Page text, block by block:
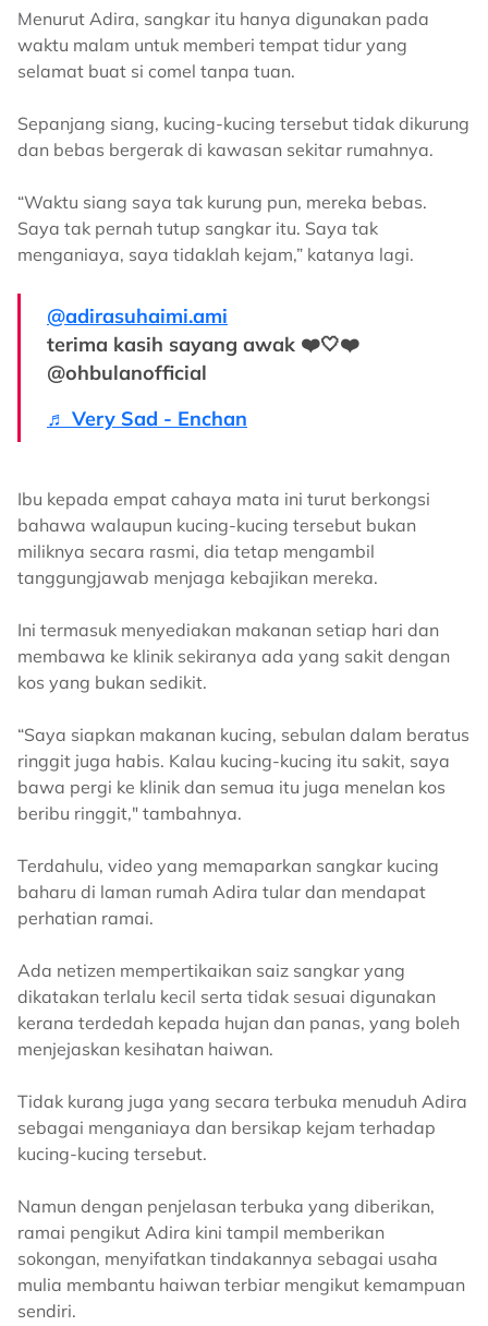
Menurut Adira, sangkar itu hanya digunakan pada
waktu malam untuk memberi tempat tidur yang
selamat buat si comel tanpa tuan.
Sepanjang siang, kucing-kucing tersebut tidak dikurung
dan bebas bergerak di kawasan sekitar rumahnya.
“Waktu siang saya tak kurung pun, mereka bebas.
Saya tak pernah tutup sangkar itu. Saya tak
menganiaya, saya tidaklah kejam,” katanya lagi.
@adirasuhaimi.ami
terima kasih sayang awak ❤️🤍❤️
@ohbulanofficial
♬ Very Sad - Enchan
Ibu kepada empat cahaya mata ini turut berkongsi
bahawa walaupun kucing-kucing tersebut bukan
miliknya secara rasmi, dia tetap mengambil
tanggungjawab menjaga kebajikan mereka.
Ini termasuk menyediakan makanan setiap hari dan
membawa ke klinik sekiranya ada yang sakit dengan
kos yang bukan sedikit.
“Saya siapkan makanan kucing, sebulan dalam beratus
ringgit juga habis. Kalau kucing-kucing itu sakit, saya
bawa pergi ke klinik dan semua itu juga menelan kos
beribu ringgit," tambahnya.
Terdahulu, video yang memaparkan sangkar kucing
baharu di laman rumah Adira tular dan mendapat
perhatian ramai.
Ada netizen mempertikaikan saiz sangkar yang
dikatakan terlalu kecil serta tidak sesuai digunakan
kerana terdedah kepada hujan dan panas, yang boleh
menjejaskan kesihatan haiwan.
Tidak kurang juga yang secara terbuka menuduh Adira
sebagai menganiaya dan bersikap kejam terhadap
kucing-kucing tersebut.
Namun dengan penjelasan terbuka yang diberikan,
ramai pengikut Adira kini tampil memberikan
sokongan, menyifatkan tindakannya sebagai usaha
mulia membantu haiwan terbiar mengikut kemampuan
sendiri.